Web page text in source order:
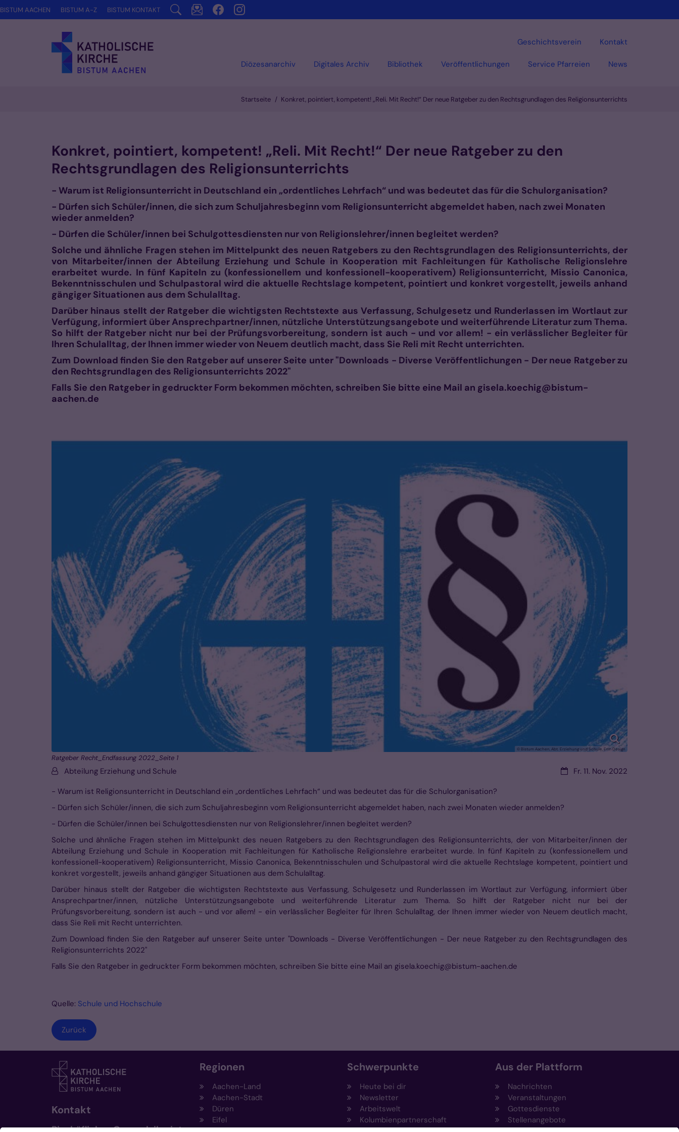
Zum Inhalt springen
Diözesanarchiv Digitales Archiv Bibliothek Veröffentlichungen Service Pfarreien News
Geschichtsverein Kontakt
BISTUM AACHEN BISTUM A-Z BISTUM KONTAKT
Startseite Konkret, pointiert, kompetent! „Reli. Mit Recht!“ Der neue Ratgeber zu den Rechtsgrundlagen des Religionsunterrichts
Konkret, pointiert, kompetent! „Reli. Mit Recht!“ Der neue Ratgeber zu den
Rechtsgrundlagen des Religionsunterrichts
- Warum ist Religionsunterricht in Deutschland ein „ordentliches Lehrfach“ und was bedeutet das für die Schulorganisation?
- Dürfen sich Schüler/innen, die sich zum Schuljahresbeginn vom Religionsunterricht abgemeldet haben, nach zwei Monaten
wieder anmelden?
- Dürfen die Schüler/innen bei Schulgottesdiensten nur von Religionslehrer/innen begleitet werden?
Solche und ähnliche Fragen stehen im Mittelpunkt des neuen Ratgebers zu den Rechtsgrundlagen des Religionsunterrichts, der
von Mitarbeiter/innen der Abteilung Erziehung und Schule in Kooperation mit Fachleitungen für Katholische Religionslehre
erarbeitet wurde. In fünf Kapiteln zu (konfessionellem und konfessionell-kooperativem) Religionsunterricht, Missio Canonica,
Bekenntnisschulen und Schulpastoral wird die aktuelle Rechtslage kompetent, pointiert und konkret vorgestellt, jeweils anhand
gängiger Situationen aus dem Schulalltag.
Darüber hinaus stellt der Ratgeber die wichtigsten Rechtstexte aus Verfassung, Schulgesetz und Runderlassen im Wortlaut zur
Verfügung, informiert über Ansprechpartner/innen, nützliche Unterstützungsangebote und weiterführende Literatur zum Thema.
So hilft der Ratgeber nicht nur bei der Prüfungsvorbereitung, sondern ist auch - und vor allem! - ein verlässlicher Begleiter für
Ihren Schulalltag, der Ihnen immer wieder von Neuem deutlich macht, dass Sie Reli mit Recht unterrichten.
Zum Download finden Sie den Ratgeber auf unserer Seite unter "Downloads - Diverse Veröffentlichungen - Der neue Ratgeber zu
den Rechtsgrundlagen des Religionsunterrichts 2022"
Falls Sie den Ratgeber in gedruckter Form bekommen möchten, schreiben Sie bitte eine Mail an gisela.koechig@bistum-
aachen.de
© Bistum Aachen, Abt. Erziehung und Schule, Erm Design
Ratgeber Recht_Endfassung 2022_Seite 1
Datum:Fr. 11. Nov. 2022
Von:Abteilung Erziehung und Schule
- Warum ist Religionsunterricht in Deutschland ein „ordentliches Lehrfach“ und was bedeutet das für die Schulorganisation?
- Dürfen sich Schüler/innen, die sich zum Schuljahresbeginn vom Religionsunterricht abgemeldet haben, nach zwei Monaten wieder anmelden?
- Dürfen die Schüler/innen bei Schulgottesdiensten nur von Religionslehrer/innen begleitet werden?
Solche und ähnliche Fragen stehen im Mittelpunkt des neuen Ratgebers zu den Rechtsgrundlagen des Religionsunterrichts, der von Mitarbeiter/innen der
Abteilung Erziehung und Schule in Kooperation mit Fachleitungen für Katholische Religionslehre erarbeitet wurde. In fünf Kapiteln zu (konfessionellem und
konfessionell-kooperativem) Religionsunterricht, Missio Canonica, Bekenntnisschulen und Schulpastoral wird die aktuelle Rechtslage kompetent, pointiert und
konkret vorgestellt, jeweils anhand gängiger Situationen aus dem Schulalltag.
Darüber hinaus stellt der Ratgeber die wichtigsten Rechtstexte aus Verfassung, Schulgesetz und Runderlassen im Wortlaut zur Verfügung, informiert über
Ansprechpartner/innen, nützliche Unterstützungsangebote und weiterführende Literatur zum Thema. So hilft der Ratgeber nicht nur bei der
Prüfungsvorbereitung, sondern ist auch - und vor allem! - ein verlässlicher Begleiter für Ihren Schulalltag, der Ihnen immer wieder von Neuem deutlich macht,
dass Sie Reli mit Recht unterrichten.
Zum Download finden Sie den Ratgeber auf unserer Seite unter "Downloads - Diverse Veröffentlichungen - Der neue Ratgeber zu den Rechtsgrundlagen des
Religionsunterrichts 2022"
Falls Sie den Ratgeber in gedruckter Form bekommen möchten, schreiben Sie bitte eine Mail an gisela.koechig@bistum-aachen.de
Quelle: Schule und Hochschule
Zurück
Kontakt
Regionen
Aachen-Land
Aachen-Stadt
Düren
Eifel
Schwerpunkte
Heute bei dir
Newsletter
Arbeitswelt
Kolumbienpartnerschaft
Aus der Plattform
Nachrichten
Veranstaltungen
Gottesdienste
Stellenangebote